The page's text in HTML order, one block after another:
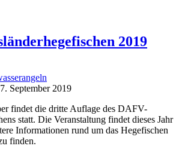
2019
September 2019
findet die dritte Auflage des DAFV-
statt. Die Veranstaltung findet dieses Jahr
Informationen rund um das Hegefischen
finden.